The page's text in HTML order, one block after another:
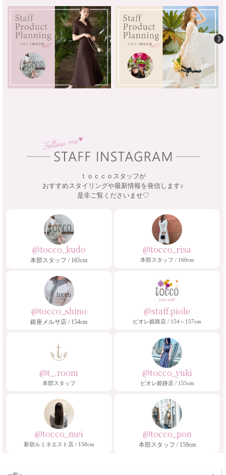
ｔｏｃｃｏスタッフが
おすすめスタイリングや最新情報を発信します♪
是非ご覧くださいませ♡
@tocco_kudo
本部スタッフ / 165cm
@tocco_risa
本部スタッフ / 160cm
@tocco_shino
銀座メルサ店 / 154cm
@staff.piole
ピオレ姫路店 / 154～157cm
@t_.room
本部スタッフ
@tocco_yuki
ピオレ姫路店 / 155cm
@tocco_mei
新宿ルミネエスト店 / 158cm
@tocco_pon
本部スタッフ / 159cm